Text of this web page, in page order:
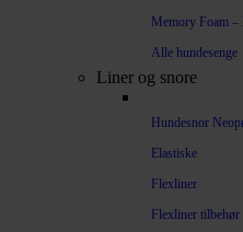
Memory Foam –
Alle hundesenge
Liner og snore
Hundesnor
Elastiske
Flexliner
Flexliner tilbehør